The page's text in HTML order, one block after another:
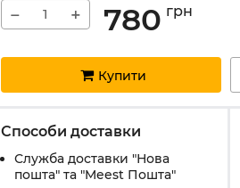
− + 780 грн
Купити
Способи доставки
Служба доставки "Нова
пошта" та "Meest Пошта"